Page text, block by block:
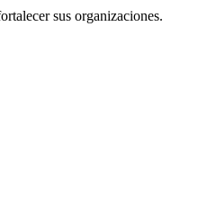
sus organizaciones.